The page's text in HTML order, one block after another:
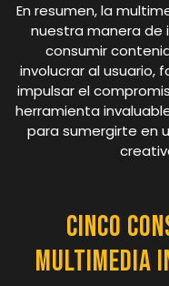
En resumen, la
nuestra manera
consumir
involucrar al usuario,
impulsar el
herramienta
para sumergirte en
Cinco
Multimedia